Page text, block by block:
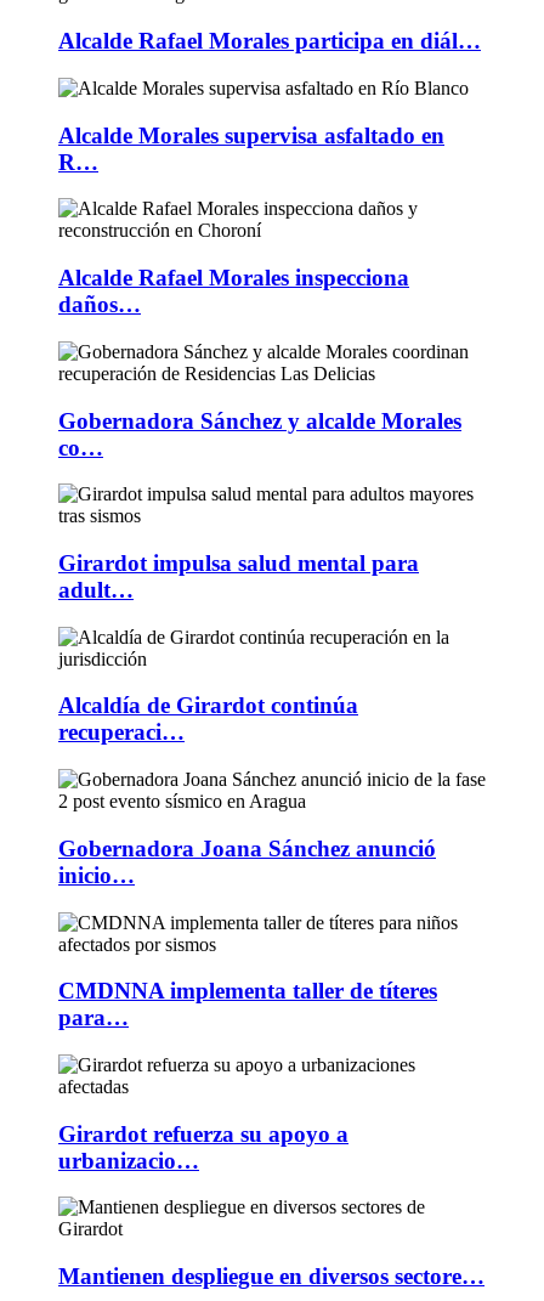
Alcalde Rafael Morales participa en diál…
Alcalde Morales supervisa asfaltado en
R…
Alcalde Rafael Morales inspecciona
daños…
Gobernadora Sánchez y alcalde Morales
co…
Girardot impulsa salud mental para
adult…
Alcaldía de Girardot continúa
recuperaci…
Gobernadora Joana Sánchez anunció
inicio…
CMDNNA implementa taller de títeres
para…
Girardot refuerza su apoyo a
urbanizacio…
Mantienen despliegue en diversos sectore…